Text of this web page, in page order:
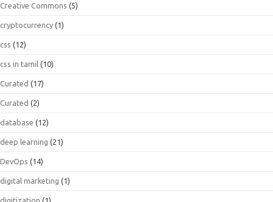
Creative Commons (5)
cryptocurrency (1)
css (12)
css in tamil (10)
Curated (17)
Curated (2)
database (12)
deep learning (21)
DevOps (14)
digital marketing (1)
digitization (1)